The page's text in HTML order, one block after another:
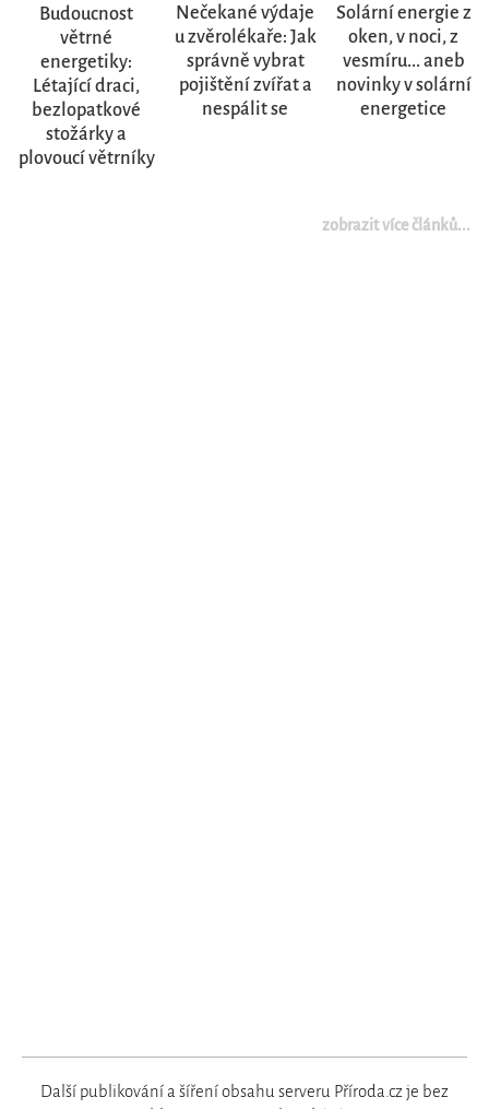
Budoucnost
větrné
energetiky:
Létající draci,
bezlopatkové
stožárky a
plovoucí větrníky
Nečekané výdaje
u zvěrolékaře: Jak
správně vybrat
pojištění zvířat a
nespálit se
Solární energie z
oken, v noci, z
vesmíru... aneb
novinky v solární
energetice
zobrazit více článků...
Další publikování a šíření obsahu serveru Příroda.cz je bez